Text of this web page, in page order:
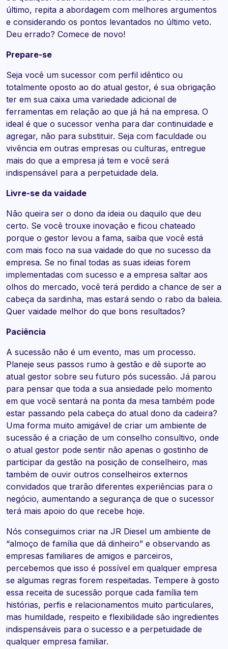
último, repita a abordagem com melhores argumentos
e considerando os pontos levantados no último veto.
Deu errado? Comece de novo!
Prepare-se
Seja você um sucessor com perfil idêntico ou
totalmente oposto ao do atual gestor, é sua obrigação
ter em sua caixa uma variedade adicional de
ferramentas em relação ao que já há na empresa. O
ideal é que o sucessor venha para dar continuidade e
agregar, não para substituir. Seja com faculdade ou
vivência em outras empresas ou culturas, entregue
mais do que a empresa já tem e você será
indispensável para a perpetuidade dela.
Livre-se da vaidade
Não queira ser o dono da ideia ou daquilo que deu
certo. Se você trouxe inovação e ficou chateado
porque o gestor levou a fama, saiba que você está
com mais foco na sua vaidade do que no sucesso da
empresa. Se no final todas as suas ideias forem
implementadas com sucesso e a empresa saltar aos
olhos do mercado, você terá perdido a chance de ser a
cabeça da sardinha, mas estará sendo o rabo da baleia.
Quer vaidade melhor do que bons resultados?
Paciência
A sucessão não é um evento, mas um processo.
Planeje seus passos rumo à gestão e dê suporte ao
atual gestor sobre seu futuro pós sucessão. Já parou
para pensar que toda a sua ansiedade pelo momento
em que você sentará na ponta da mesa também pode
estar passando pela cabeça do atual dono da cadeira?
Uma forma muito amigável de criar um ambiente de
sucessão é a criação de um conselho consultivo, onde
o atual gestor pode sentir não apenas o gostinho de
participar da gestão na posição de conselheiro, mas
também de ouvir outros conselheiros externos
convidados que trarão diferentes experiências para o
negócio, aumentando a segurança de que o sucessor
terá mais apoio do que recebe hoje.
Nós conseguimos criar na JR Diesel um ambiente de
“almoço de família que dá dinheiro” e observando as
empresas familiares de amigos e parceiros,
percebemos que isso é possível em qualquer empresa
se algumas regras forem respeitadas. Tempere à gosto
essa receita de sucessão porque cada família tem
histórias, perfis e relacionamentos muito particulares,
mas humildade, respeito e flexibilidade são ingredientes
indispensáveis para o sucesso e a perpetuidade de
qualquer empresa familiar.